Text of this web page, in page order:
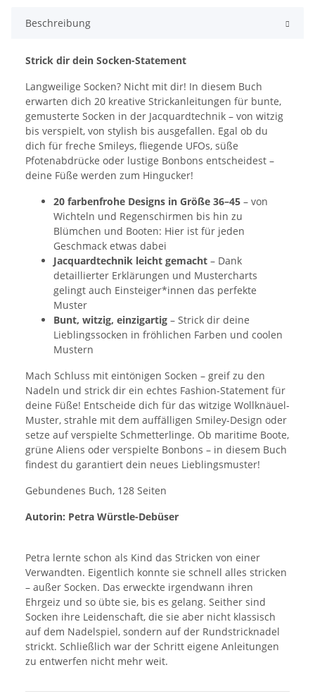
Beschreibung
Strick dir dein Socken-Statement
Langweilige Socken? Nicht mit dir! In diesem Buch
erwarten dich 20 kreative Strickanleitungen für bunte,
gemusterte Socken in der Jacquardtechnik – von witzig
bis verspielt, von stylish bis ausgefallen. Egal ob du
dich für freche Smileys, fliegende UFOs, süße
Pfotenabdrücke oder lustige Bonbons entscheidest –
deine Füße werden zum Hingucker!
20 farbenfrohe Designs in Größe 36–45 – von
Wichteln und Regenschirmen bis hin zu
Blümchen und Booten: Hier ist für jeden
Geschmack etwas dabei
Jacquardtechnik leicht gemacht – Dank
detaillierter Erklärungen und Mustercharts
gelingt auch Einsteiger*innen das perfekte
Muster
Bunt, witzig, einzigartig – Strick dir deine
Lieblingssocken in fröhlichen Farben und coolen
Mustern
Mach Schluss mit eintönigen Socken – greif zu den
Nadeln und strick dir ein echtes Fashion-Statement für
deine Füße! Entscheide dich für das witzige Wollknäuel-
Muster, strahle mit dem auffälligen Smiley-Design oder
setze auf verspielte Schmetterlinge. Ob maritime Boote,
grüne Aliens oder verspielte Bonbons – in diesem Buch
findest du garantiert dein neues Lieblingsmuster!
Gebundenes Buch, 128 Seiten
Autorin: Petra Würstle-Debüser
Petra lernte schon als Kind das Stricken von einer
Verwandten. Eigentlich konnte sie schnell alles stricken
– außer Socken. Das erweckte irgendwann ihren
Ehrgeiz und so übte sie, bis es gelang. Seither sind
Socken ihre Leidenschaft, die sie aber nicht klassisch
auf dem Nadelspiel, sondern auf der Rundstricknadel
strickt. Schließlich war der Schritt eigene Anleitungen
zu entwerfen nicht mehr weit.